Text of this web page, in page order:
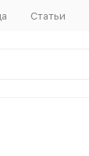
Статьи